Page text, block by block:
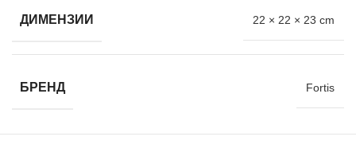
ДИМЕНЗИИ 22 × 22 × 23 cm
БРЕНД Fortis